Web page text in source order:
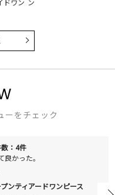
ーをチェック
：4件
良かった。
ンティアードワンピース